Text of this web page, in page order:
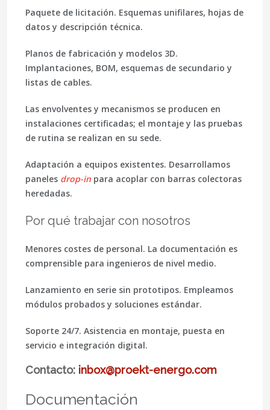
Paquete de licitación. Esquemas unifilares, hojas de
datos y descripción técnica.
Planos de fabricación y modelos 3D.
Implantaciones, BOM, esquemas de secundario y
listas de cables.
Las envolventes y mecanismos se producen en
instalaciones certificadas; el montaje y las pruebas
de rutina se realizan en su sede.
Adaptación a equipos existentes. Desarrollamos
paneles drop-in para acoplar con barras colectoras
heredadas.
Por qué trabajar con nosotros
Menores costes de personal. La documentación es
comprensible para ingenieros de nivel medio.
Lanzamiento en serie sin prototipos. Empleamos
módulos probados y soluciones estándar.
Soporte 24/7. Asistencia en montaje, puesta en
servicio e integración digital.
Contacto: inbox@proekt-energo.com
Documentación